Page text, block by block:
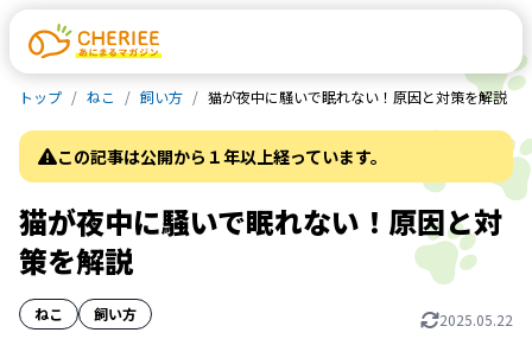
トップ ねこ 飼い方 猫が夜中に騒いで眠れない！原因と対策を解説
この記事は公開から１年以上経っています。
猫が夜中に騒いで眠れない！原因と対
策を解説
ねこ 飼い方 2025.05.22